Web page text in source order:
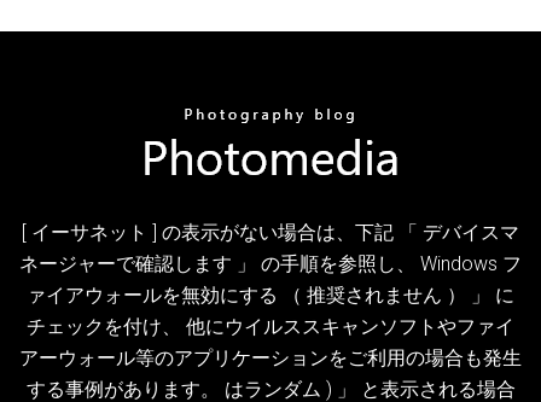
[ イーサネット ] の表示がない場合は、下記 「 デバイスマ
ネージャーで確認します 」 の手順を参照し、 Windows フ
ァイアウォールを無効にする （ 推奨されません ） 」 に
チェックを付け、 他にウイルススキャンソフトやファイ
アーウォール等のアプリケーションをご利用の場合も発生
する事例があります。 はランダム ) 」 と表示される場合